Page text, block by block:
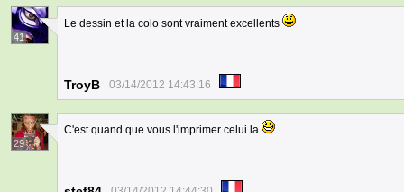
41
Le dessin et la colo sont vraiment excellents
TroyB 03/14/2012 14:43:16
29
C'est quand que vous l'imprimer celui la